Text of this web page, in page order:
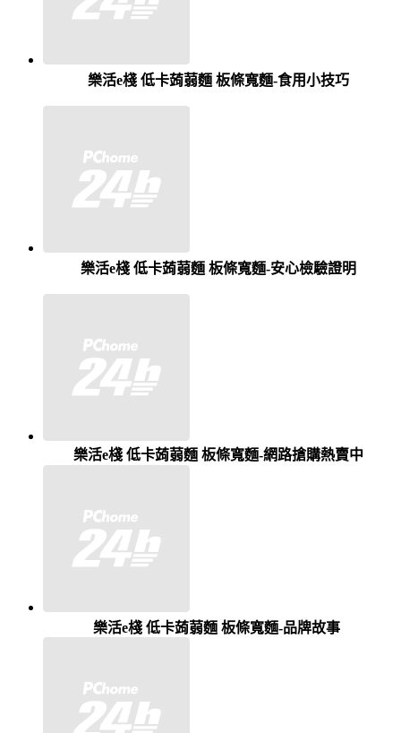
樂活e棧 低卡蒟蒻麵 板條寬麵-食用小技巧
樂活e棧 低卡蒟蒻麵 板條寬麵-安心檢驗證明
樂活e棧 低卡蒟蒻麵 板條寬麵-網路搶購熱賣中
樂活e棧 低卡蒟蒻麵 板條寬麵-品牌故事